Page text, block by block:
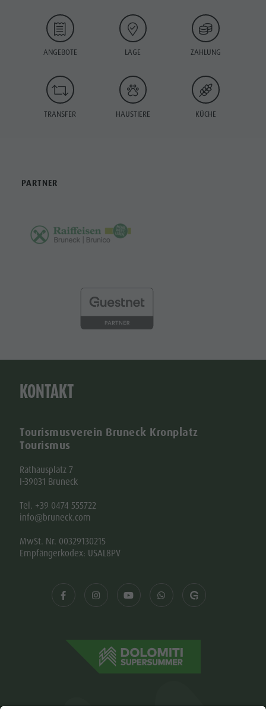
ANGEBOTE LAGE ZAHLUNG
TRANSFER HAUSTIERE KÜCHE
PARTNER
KONTAKT
Tourismusverein Bruneck Kronplatz
Tourismus
Rathausplatz 7
I-39031 Bruneck
Tel. +39 0474 555722
info@bruneck.com
MwSt. Nr. 00329130215
Empfängerkodex: USAL8PV